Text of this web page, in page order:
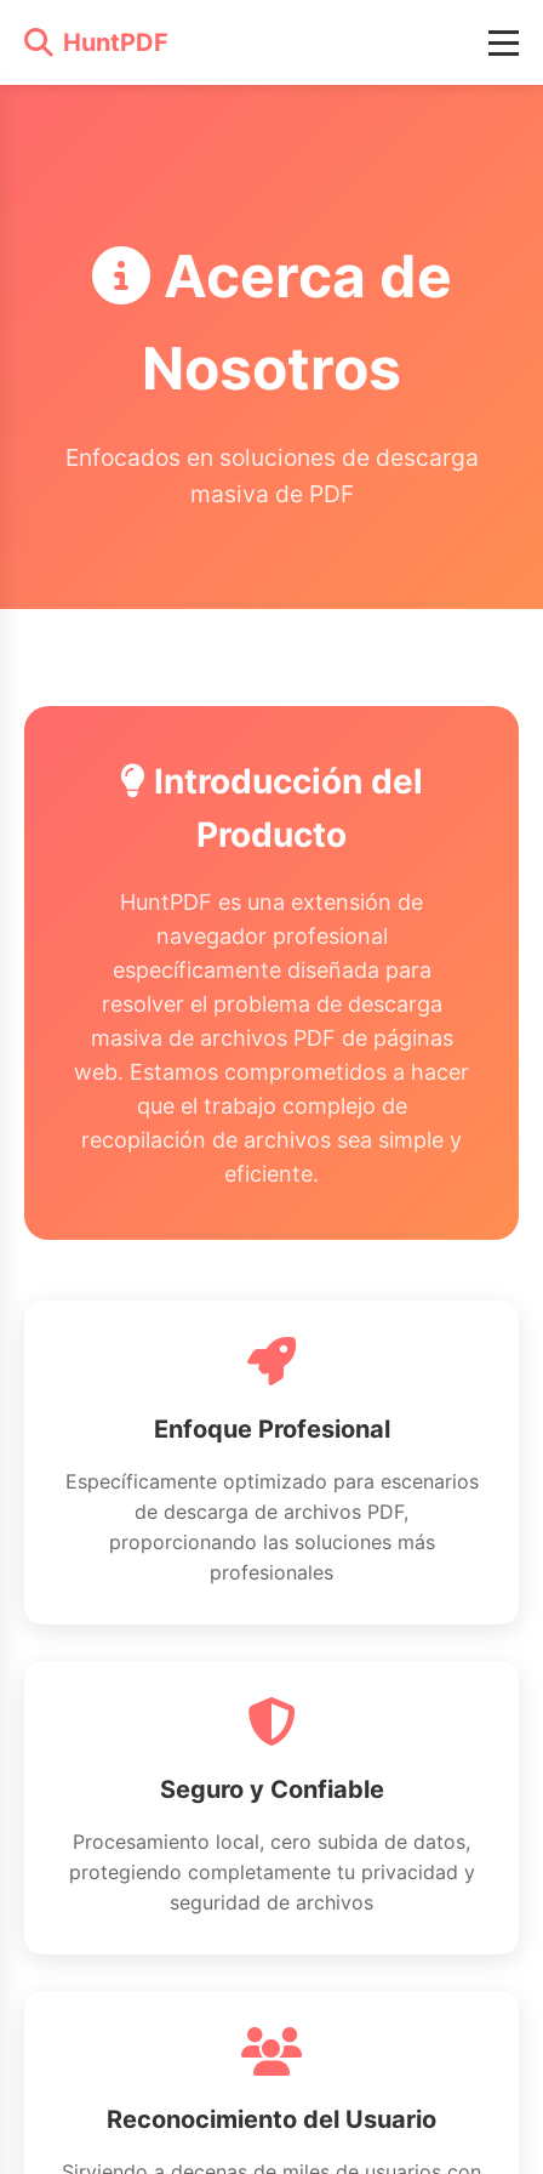
HuntPDF
Acerca de
Nosotros
Enfocados en soluciones de descarga
masiva de PDF
Introducción del
Producto
HuntPDF es una extensión de
navegador profesional
específicamente diseñada para
resolver el problema de descarga
masiva de archivos PDF de páginas
web. Estamos comprometidos a hacer
que el trabajo complejo de
recopilación de archivos sea simple y
eficiente.
Enfoque Profesional
Específicamente optimizado para escenarios
de descarga de archivos PDF,
proporcionando las soluciones más
profesionales
Seguro y Confiable
Procesamiento local, cero subida de datos,
protegiendo completamente tu privacidad y
seguridad de archivos
Reconocimiento del Usuario